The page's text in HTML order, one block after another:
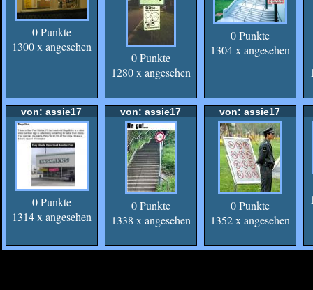
0 Punkte
1300 x angesehen
0 Punkte
1280 x angesehen
0 Punkte
1304 x angesehen
von: assie17
0 Punkte
1314 x angesehen
von: assie17
0 Punkte
1338 x angesehen
von: assie17
0 Punkte
1352 x angesehen